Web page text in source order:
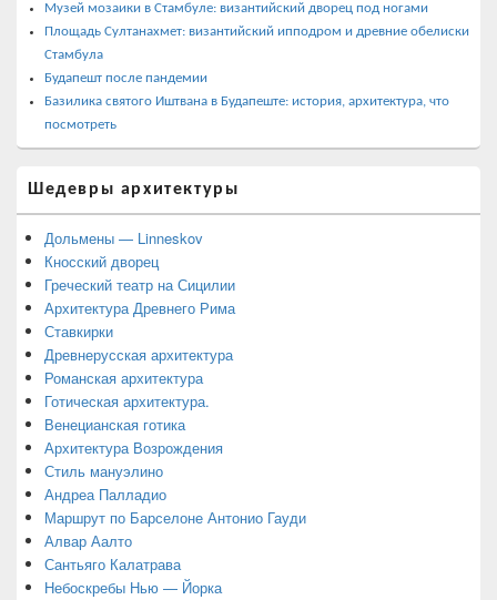
Музей мозаики в Стамбуле: византийский дворец под ногами
Площадь Султанахмет: византийский ипподром и древние обелиски
Стамбула
Будапешт после пандемии
Базилика святого Иштвана в Будапеште: история, архитектура, что
посмотреть
Шедевры архитектуры
Дольмены — Linneskov
Кносский дворец
Греческий театр на Сицилии
Архитектура Древнего Рима
Ставкирки
Древнерусская архитектура
Романская архитектура
Готическая архитектура.
Венецианская готика
Архитектура Возрождения
Стиль мануэлино
Андреа Палладио
Маршрут по Барселоне Антонио Гауди
Алвар Аалто
Сантьяго Калатрава
Небоскребы Нью — Йорка